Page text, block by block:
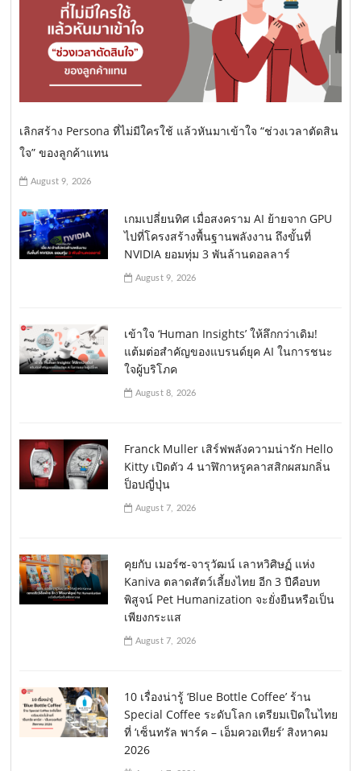
เลิกสร้าง Persona ที่ไม่มีใครใช้ แล้วหันมาเข้าใจ “ช่วงเวลาตัดสิน
ใจ” ของลูกค้าแทน
August 9, 2026
เกมเปลี่ยนทิศ เมื่อสงคราม AI ย้ายจาก GPU
ไปที่โครงสร้างพื้นฐานพลังงาน ถึงขั้นที่
NVIDIA ยอมทุ่ม 3 พันล้านดอลลาร์
August 9, 2026
เข้าใจ ‘Human Insights’ ให้ลึกกว่าเดิม!
แต้มต่อสำคัญของแบรนด์ยุค AI ในการชนะ
ใจผู้บริโภค
August 8, 2026
Franck Muller เสิร์ฟพลังความน่ารัก Hello
Kitty เปิดตัว 4 นาฬิกาหรูคลาสสิกผสมกลิ่น
ป็อปญี่ปุ่น
August 7, 2026
คุยกับ เมอร์ซ-จารุวัฒน์ เลาหวิศิษฏ์ แห่ง
Kaniva ตลาดสัตว์เลี้ยงไทย อีก 3 ปีคือบท
พิสูจน์ Pet Humanization จะยั่งยืนหรือเป็น
เพียงกระแส
August 7, 2026
10 เรื่องน่ารู้ ‘Blue Bottle Coffee’ ร้าน
Special Coffee ระดับโลก เตรียมเปิดในไทย
ที่ ‘เซ็นทรัล พาร์ค – เอ็มควอเทียร์’ สิงหาคม
2026